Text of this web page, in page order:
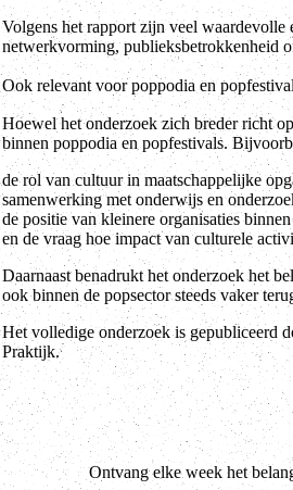
Volgens het rapport zijn veel
netwerkvorming, publieksbetrokkenheid
Ook relevant voor poppodia en
Hoewel het onderzoek zich breder richt
binnen poppodia en popfestivals.
de rol van cultuur in maatschappelijke
samenwerking met onderwijs en
de positie van kleinere organisaties
en de vraag hoe impact van culturele
Daarnaast benadrukt het onderzoek het
ook binnen de popsector steeds vaker
Het volledige onderzoek is gepubliceerd
Praktijk.
Ontvang elke week het